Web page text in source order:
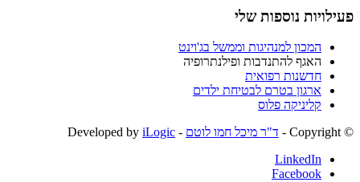
פעילויות נוספות שלי
המכון למנהיגות וממשל בג'וינט
האגף להתנדבות ופילנתרופיה
חדשנות רפואית
ארגון בטרם לבטיחת ילדים
קליניקה פלוס
© ‫Copyright -
ד"ר מיכל חמו לוטם - Developed by
iLogic
LinkedIn
Facebook